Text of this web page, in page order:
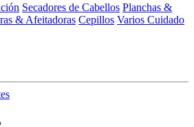
Secadores de Cabellos Planchas &
& Afeitadoras Cepillos Varios Cuidado